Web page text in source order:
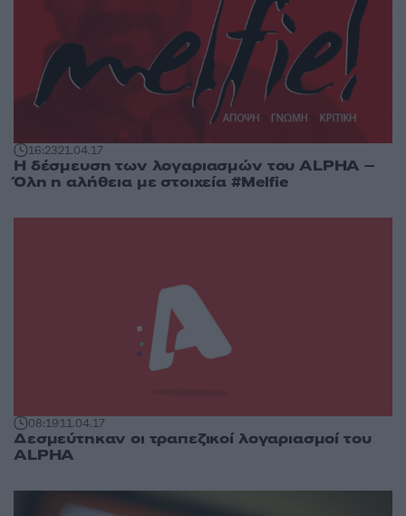
16:2321.04.17
Η δέσμευση των λογαριασμών του ALPHA –
Όλη η αλήθεια με στοιχεία #Melfie
08:1911.04.17
Δεσμεύτηκαν οι τραπεζικοί λογαριασμοί του
ALPHA